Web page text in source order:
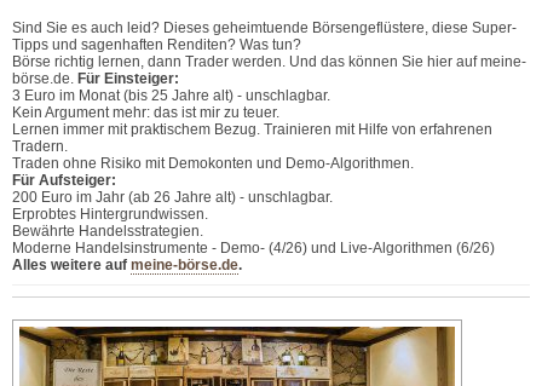
Sind Sie es auch leid? Dieses geheimtuende Börsengeflüstere, diese Super-
Tipps und sagenhaften Renditen? Was tun?
Börse richtig lernen, dann Trader werden. Und das können Sie hier auf meine-
börse.de. Für Einsteiger:
3 Euro im Monat (bis 25 Jahre alt) - unschlagbar.
Kein Argument mehr: das ist mir zu teuer.
Lernen immer mit praktischem Bezug. Trainieren mit Hilfe von erfahrenen
Tradern.
Traden ohne Risiko mit Demokonten und Demo-Algorithmen.
Für Aufsteiger:
200 Euro im Jahr (ab 26 Jahre alt) - unschlagbar.
Erprobtes Hintergrundwissen.
Bewährte Handelsstrategien.
Moderne Handelsinstrumente - Demo- (4/26) und Live-Algorithmen (6/26)
Alles weitere auf meine-börse.de.